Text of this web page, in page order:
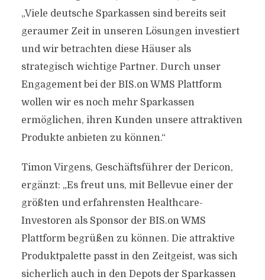
„Viele deutsche Sparkassen sind bereits seit
geraumer Zeit in unseren Lösungen investiert
und wir betrachten diese Häuser als
strategisch wichtige Partner. Durch unser
Engagement bei der BIS.on WMS Plattform
wollen wir es noch mehr Sparkassen
ermöglichen, ihren Kunden unsere attraktiven
Produkte anbieten zu können.“
Timon Virgens, Geschäftsführer der Dericon,
ergänzt: „Es freut uns, mit Bellevue einer der
größten und erfahrensten Healthcare-
Investoren als Sponsor der BIS.on WMS
Plattform begrüßen zu können. Die attraktive
Produktpalette passt in den Zeitgeist, was sich
sicherlich auch in den Depots der Sparkassen